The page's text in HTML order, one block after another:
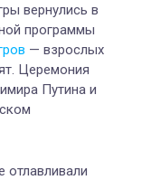
вернулись в
программы
— взрослых
Церемония
Путина и
отлавливали